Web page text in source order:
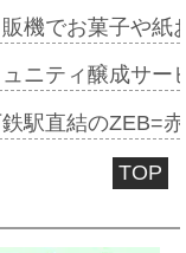
機でお菓子や
ュニティ醸成サ
駅直結のZEB=
TOP